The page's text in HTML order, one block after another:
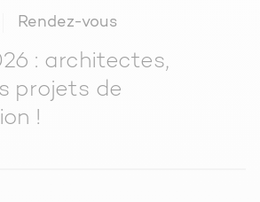
Rendez-vous
: architectes,
projets de
!